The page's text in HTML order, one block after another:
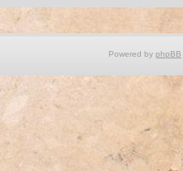
Powered by phpBB